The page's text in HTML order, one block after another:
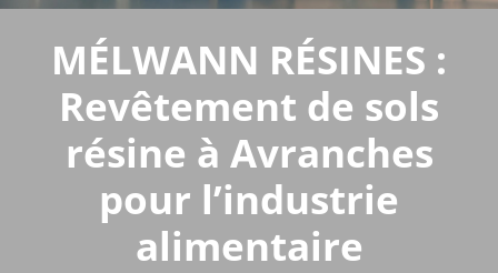
MÉLWANN RÉSINES :
Revêtement de sols
résine à Avranches
pour l’industrie
alimentaire